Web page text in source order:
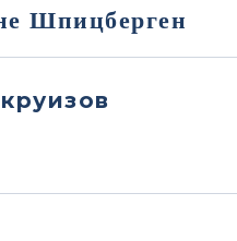
Шпицберген
круизов